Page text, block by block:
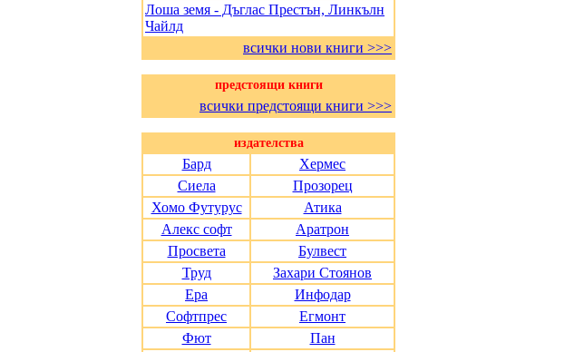
Лоша земя - Дъглас Престън, Линкълн
Чайлд
всички нови книги >>>
предстоящи книги
всички предстоящи книги >>>
издателства
Бард
Хермес
Сиела
Прозорец
Хомо Футурус
Атика
Алекс софт
Аратрон
Просвета
Булвест
Труд
Захари Стоянов
Ера
Инфодар
Софтпрес
Егмонт
Фют
Пан